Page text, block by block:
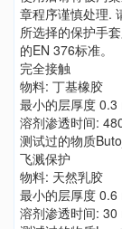
章程序谨慎处理.
所选择的保护手
的EN 376标准。
完全接触
物料: 丁基橡胶
最小的层厚度 0.3
溶剂渗透时间:
测试过的物质
飞溅保护
物料: 天然乳胶
最小的层厚度 0.6
溶剂渗透时间: 30